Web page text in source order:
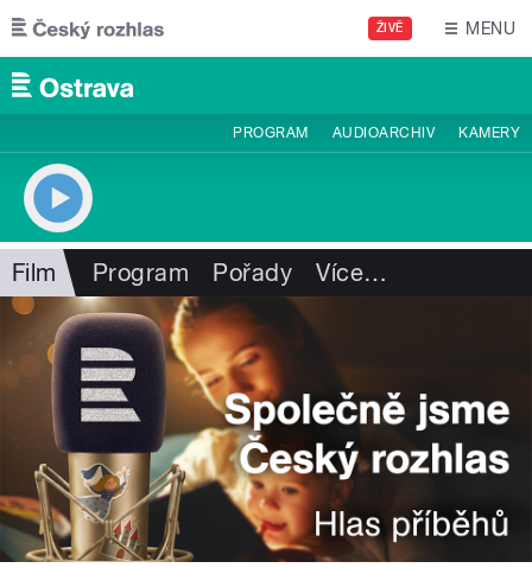
Přejít k hlavnímu obsahu
ŽIVĚ MENU
PROGRAM AUDIOARCHIV KAMERY
Film Program Pořady Více…